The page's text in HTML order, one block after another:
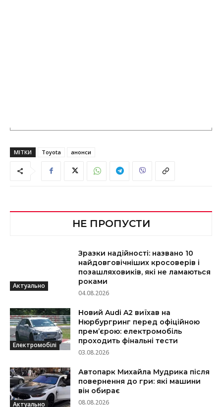
МІТКИ Toyota анонси
НЕ ПРОПУСТИ
Актуально
Зразки надійності: названо 10
найдовговічніших кросоверів і
позашляховиків, які не ламаються
роками
04.08.2026
Електромобілі
Новий Audi A2 виїхав на
Нюрбургринг перед офіційною
прем’єрою: електромобіль
проходить фінальні тести
03.08.2026
Актуально
Автопарк Михайла Мудрика після
повернення до гри: які машини
він обирає
08.08.2026